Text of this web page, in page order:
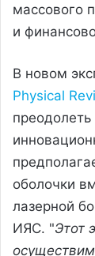
массового
и
В новом
Physical
оболочки
лазерной
ИЯС. "Этот